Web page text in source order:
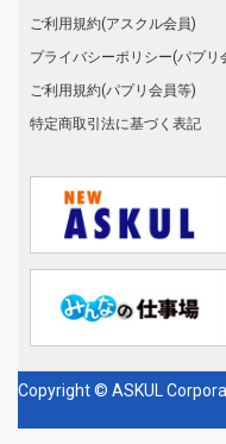
ご利用規約(アスクル会員)
プライバシーポリシー(パプリ
ご利用規約(パプリ会員等)
特定商取引法に基づく表記
Copyright © ASKUL